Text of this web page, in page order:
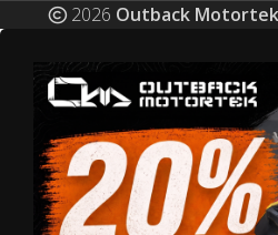
2026 Outback Motortek